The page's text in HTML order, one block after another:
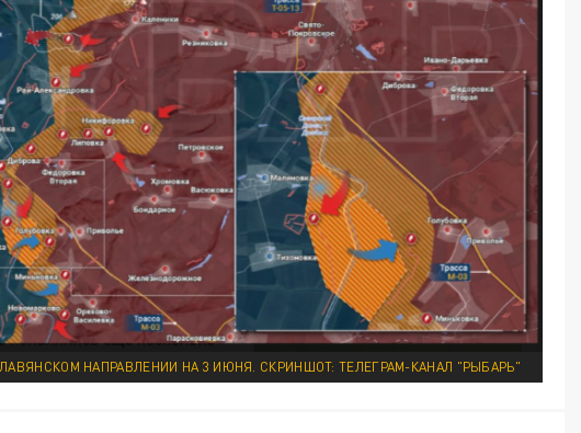
НАПРАВЛЕНИИ НА 3 ИЮНЯ. СКРИНШОТ: ТЕЛЕГРАМ-КАНАЛ "РЫБАРЬ"